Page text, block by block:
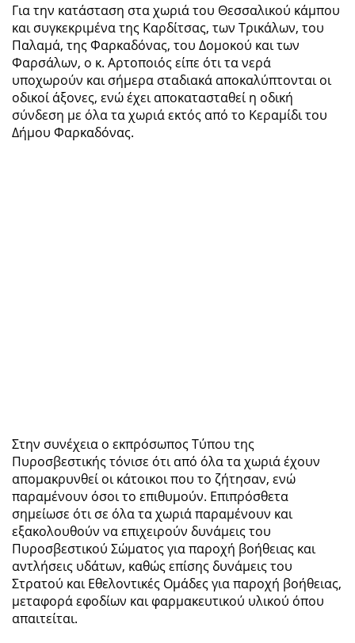
Για την κατάσταση στα χωριά του Θεσσαλικού κάμπου
και συγκεκριμένα της Καρδίτσας, των Τρικάλων, του
Παλαμά, της Φαρκαδόνας, του Δομοκού και των
Φαρσάλων, ο κ. Αρτοποιός είπε ότι τα νερά
υποχωρούν και σήμερα σταδιακά αποκαλύπτονται οι
οδικοί άξονες, ενώ έχει αποκατασταθεί η οδική
σύνδεση με όλα τα χωριά εκτός από το Κεραμίδι του
Δήμου Φαρκαδόνας.
Στην συνέχεια ο εκπρόσωπος Τύπου της
Πυροσβεστικής τόνισε ότι από όλα τα χωριά έχουν
απομακρυνθεί οι κάτοικοι που το ζήτησαν, ενώ
παραμένουν όσοι το επιθυμούν. Επιπρόσθετα
σημείωσε ότι σε όλα τα χωριά παραμένουν και
εξακολουθούν να επιχειρούν δυνάμεις του
Πυροσβεστικού Σώματος για παροχή βοήθειας και
αντλήσεις υδάτων, καθώς επίσης δυνάμεις του
Στρατού και Εθελοντικές Ομάδες για παροχή βοήθειας,
μεταφορά εφοδίων και φαρμακευτικού υλικού όπου
απαιτείται.